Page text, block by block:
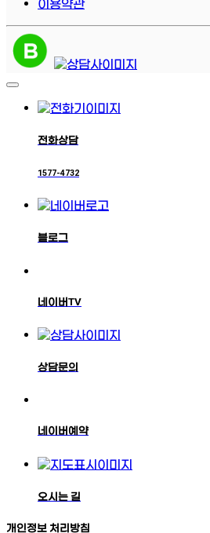
이용약관
전화상담
1577-4732
블로그
네이버TV
상담문의
네이버예약
오시는 길
개인정보 처리방침